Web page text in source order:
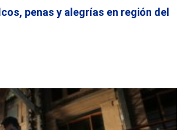
penas y alegrías en región del